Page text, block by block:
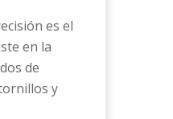
es el
en la
de
y